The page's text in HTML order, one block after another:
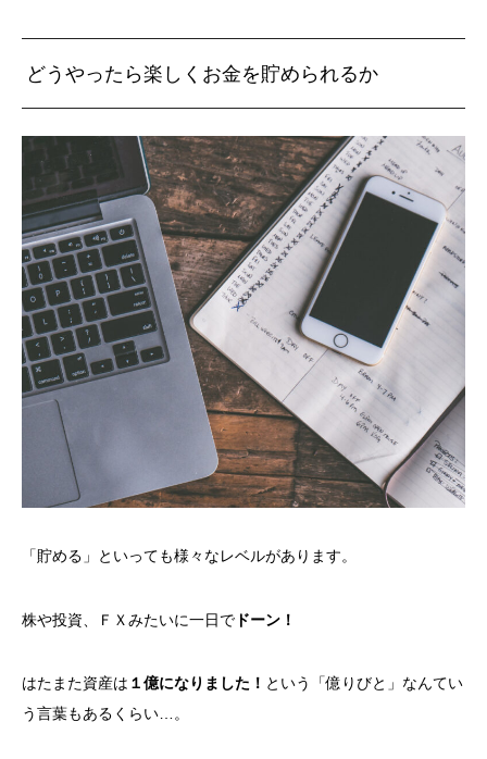
どうやったら楽しくお金を貯められるか
「貯める」といっても様々なレベルがあります。
株や投資、ＦＸみたいに一日で ドーン！
はたまた資産は １億になりました！ という「億りびと」なんてい
う言葉もあるくらい…。